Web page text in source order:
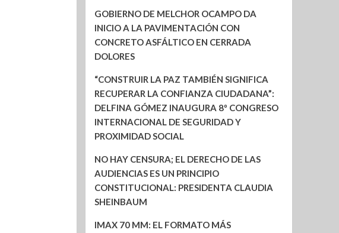
GOBIERNO DE MELCHOR OCAMPO DA
INICIO A LA PAVIMENTACIÓN CON
CONCRETO ASFÁLTICO EN CERRADA
DOLORES
“CONSTRUIR LA PAZ TAMBIÉN SIGNIFICA
RECUPERAR LA CONFIANZA CIUDADANA”:
DELFINA GÓMEZ INAUGURA 8º CONGRESO
INTERNACIONAL DE SEGURIDAD Y
PROXIMIDAD SOCIAL
NO HAY CENSURA; EL DERECHO DE LAS
AUDIENCIAS ES UN PRINCIPIO
CONSTITUCIONAL: PRESIDENTA CLAUDIA
SHEINBAUM
IMAX 70 MM: EL FORMATO MÁS